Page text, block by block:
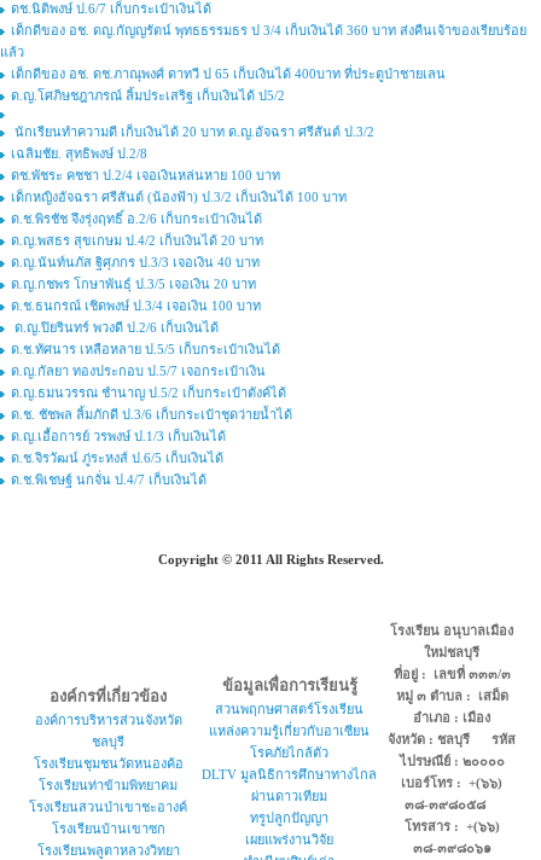
ดช.นิติพงษ์ ป.6/7 เก็บกระเป๋าเงินได้
เด็กดีของ อช. ดญ.กัญญรัตน์ พุทธธรรมธร ป 3/4 เก็บเงินได้ 360 บาท ส่งคืนเจ้าของเรียบร้อย
แล้ว
เด็กดีของ อช. ดช.ภาณุพงศ์ ดาทวี ป 65 เก็บเงินได้ 400บาท ที่ประตูป่าชายเลน
ด.ญ.โศภิษชฎาภรณ์ ลิ้มประเสริฐ เก็บเงินได้ ป5/2
นักเรียนทำความดี เก็บเงินได้ 20 บาท ด.ญ.อัจฉรา ศรีสันต์ ป.3/2
เฉลิมชัย. สุทธิพงษ์ ป.2/8
ดช.พัชระ คชชา ป.2/4 เจอเงินหล่นหาย 100 บาท
เด็กหญิงอัจฉรา ศรีสันต์ (น้องฟ้า) ป.3/2 เก็บเงินได้ 100 บาท
ด.ช.พิรชัช จึงรุ่งฤทธิ์ อ.2/6 เก็บกระเป๋าเงินได้
ด.ญ.พสธร สุขเกษม ป.4/2 เก็บเงินได้ 20 บาท
ด.ญ.นันท์นภัส ฐิศุภกร ป.3/3 เจอเงิน 40 บาท
ด.ญ.กชพร โกษาพันธุ์ ป.3/5 เจอเงิน 20 บาท
ด.ช.ธนกรณ์ เชิดพงษ์ ป.3/4 เจอเงิน 100 บาท
ด.ญ.ปิยรินทร์ พวงดี ป.2/6 เก็บเงินได้
ด.ช.ทัศนาร เหลือหลาย ป.5/5 เก็บกระเป๋าเงินได้
ด.ญ.กัลยา ทองประกอบ ป.5/7 เจอกระเป๋าเงิน
ด.ญ.ธมนวรรณ ชำนาญ ป.5/2 เก็บกระเป๋าตังค์ได้
ด.ช. ชัชพล ลิ้มภักดี ป.3/6 เก็บกระเป๋าชุดว่ายน้ำได้
ด.ญ.เอื้อการย์ วรพงษ์ ป.1/3 เก็บเงินได้
ด.ช.จิรวัฒน์ ภู่ระหงส์ ป.6/5 เก็บเงินได้
ด.ช.พิเชษฐ์ นกจั่น ป.4/7 เก็บเงินได้
Copyright © 2011 All Rights Reserved.
องค์กรที่เกี่ยวข้อง
องค์การบริหารส่วนจังหวัด
ชลบุรี
โรงเรียนชุมชนวัดหนองค้อ
โรงเรียนท่าข้ามพิทยาคม
โรงเรียนสวนป่าเขาชะอางค์
โรงเรียนบ้านเขาซก
โรงเรียนพลูตาหลวงวิทยา
ข้อมูลเพื่อการเรียนรู้
สวนพฤกษศาสตร์โรงเรียน
แหล่งความรู้เกี่ยวกับอาเซียน
โรคภัยไกล้ตัว
DLTV มูลนิธิการศึกษาทางไกล
ผ่านดาวเทียม
ทรูปลูกปัญญา
เผยแพร่งานวิจัย
โรงเรียน อนุบาลเมือง
ใหม่ชลบุรี
ที่อยู่ : เลขที่ ๓๓๓/๓
หมู่ ๓ ตำบล : เสม็ด
อำเภอ : เมือง
จังหวัด : ชลบุรี รหัส
ไปรษณีย์ : ๒๐๐๐๐
เบอร์โทร : +(๖๖)
๓๘-๓๙๘๐๕๘
โทรสาร : +(๖๖)
๓๘-๓๙๘๐๖๑